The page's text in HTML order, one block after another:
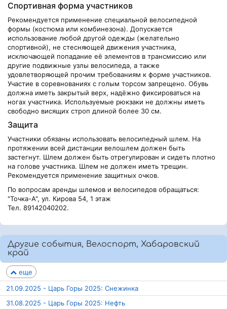
Спортивная форма участников
Рекомендуется применение специальной велосипедной
формы (костюма или комбинезона). Допускается
использование любой другой одежды (желательно
спортивной), не стесняющей движения участника,
исключающей попадание её элементов в трансмиссию или
другие подвижные узлы велосипеда, а также
удовлетворяющей прочим требованиям к форме участников.
Участие в соревнованиях с голым торсом запрещено. Обувь
должна иметь закрытый верх, надёжно фиксироваться на
ногах участника. Используемые рюкзаки не должны иметь
свободно висящих строп длиной более 30 см.
Защита
Участники обязаны использовать велосипедный шлем. На
протяжении всей дистанции велошлем должен быть
застегнут. Шлем должен быть отрегулирован и сидеть плотно
на голове участника. Шлем не должен иметь трещин.
Рекомендуется применение защитных очков.
По вопросам аренды шлемов и велосипедов обращаться:
"Точка-А", ул. Кирова 54, 1 этаж
Тел. 89142040202.
Другие события, Велоспорт, Хабаровский
край
еще
21.09.2025 - Царь Горы 2025: Снежинка
31.08.2025 - Царь Горы 2025: Нефть